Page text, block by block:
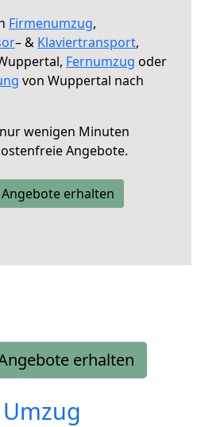
Firmenumzug,
– & Klaviertransport,
Fernumzug oder
von Wuppertal nach
wenigen Minuten
Angebote.
erhalten
erhalten